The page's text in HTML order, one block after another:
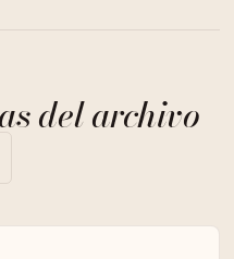
del archivo